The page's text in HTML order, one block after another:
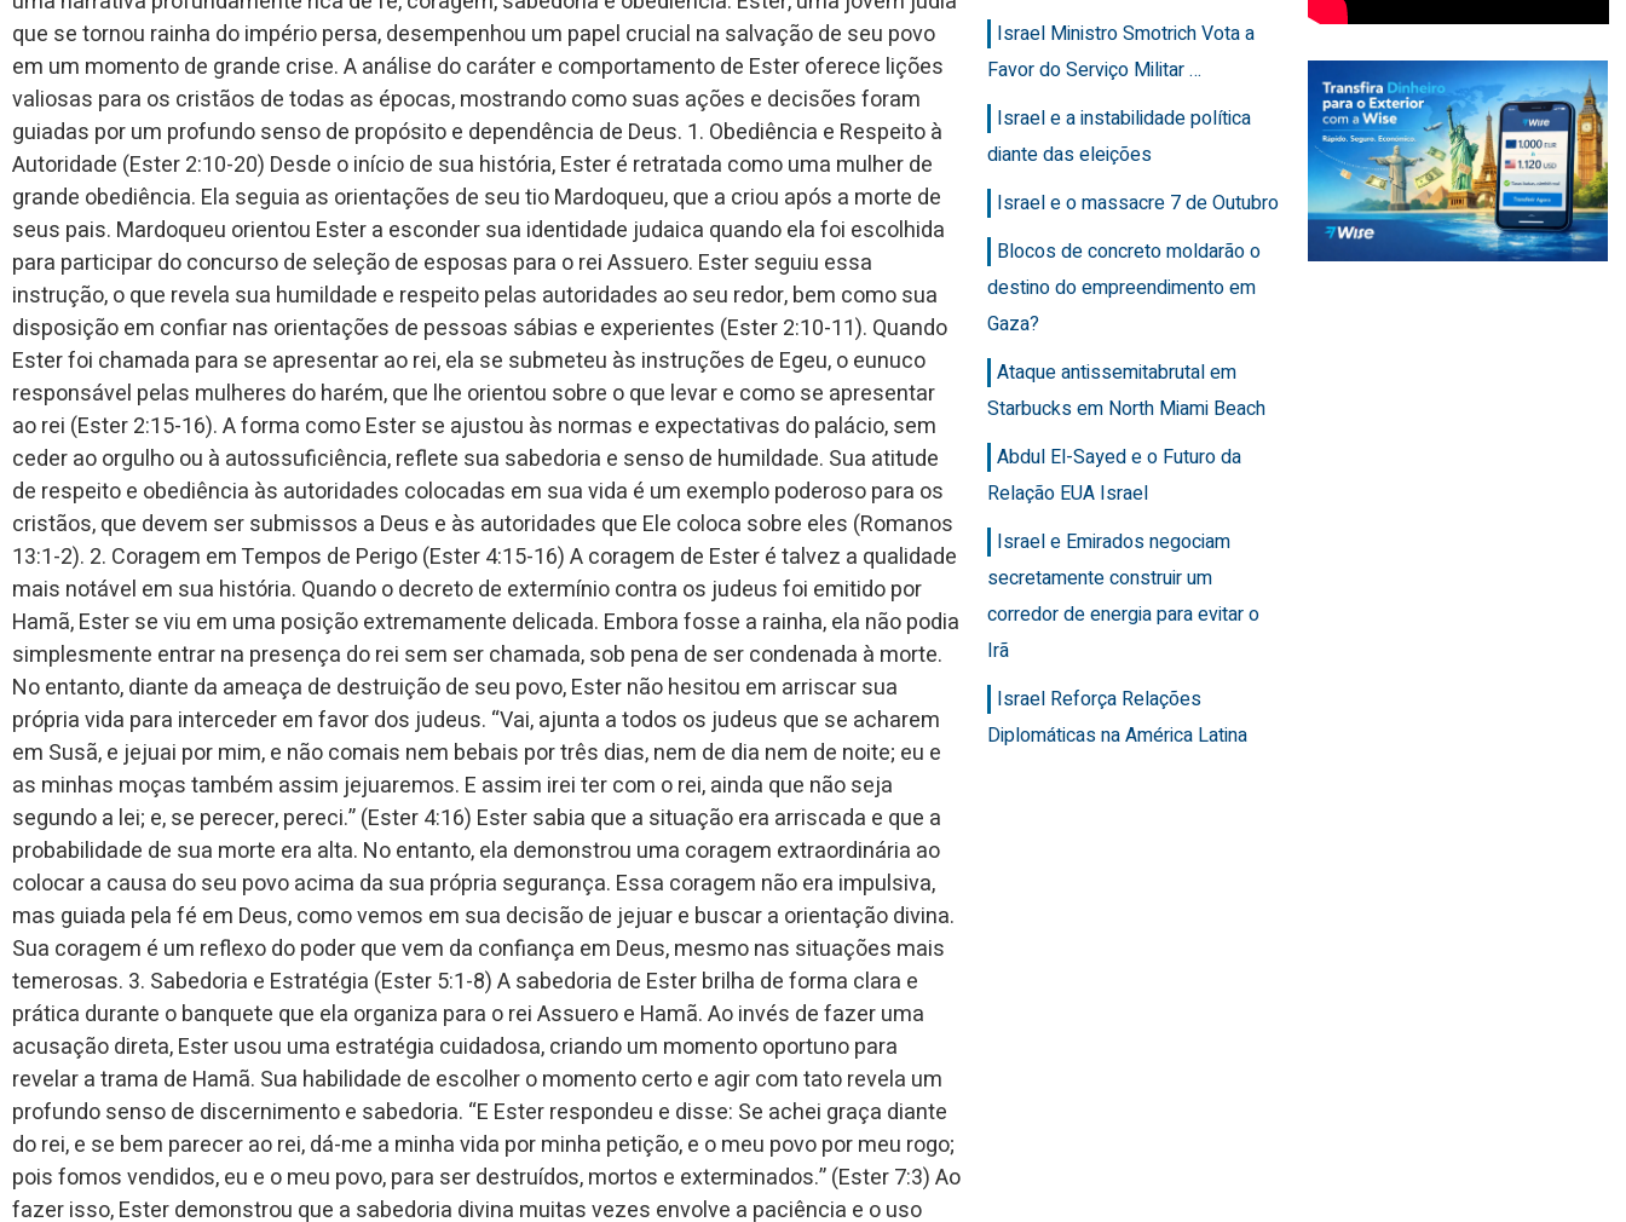
que se tornou rainha do império persa, desempenhou um papel crucial na salvação de seu povo
em um momento de grande crise. A análise do caráter e comportamento de Ester oferece lições
valiosas para os cristãos de todas as épocas, mostrando como suas ações e decisões foram
guiadas por um profundo senso de propósito e dependência de Deus. 1. Obediência e Respeito à
Autoridade (Ester 2:10-20) Desde o início de sua história, Ester é retratada como uma mulher de
grande obediência. Ela seguia as orientações de seu tio Mardoqueu, que a criou após a morte de
seus pais. Mardoqueu orientou Ester a esconder sua identidade judaica quando ela foi escolhida
para participar do concurso de seleção de esposas para o rei Assuero. Ester seguiu essa
instrução, o que revela sua humildade e respeito pelas autoridades ao seu redor, bem como sua
disposição em confiar nas orientações de pessoas sábias e experientes (Ester 2:10-11). Quando
Ester foi chamada para se apresentar ao rei, ela se submeteu às instruções de Egeu, o eunuco
responsável pelas mulheres do harém, que lhe orientou sobre o que levar e como se apresentar
ao rei (Ester 2:15-16). A forma como Ester se ajustou às normas e expectativas do palácio, sem
ceder ao orgulho ou à autossuficiência, reflete sua sabedoria e senso de humildade. Sua atitude
de respeito e obediência às autoridades colocadas em sua vida é um exemplo poderoso para os
cristãos, que devem ser submissos a Deus e às autoridades que Ele coloca sobre eles (Romanos
13:1-2). 2. Coragem em Tempos de Perigo (Ester 4:15-16) A coragem de Ester é talvez a qualidade
mais notável em sua história. Quando o decreto de extermínio contra os judeus foi emitido por
Hamã, Ester se viu em uma posição extremamente delicada. Embora fosse a rainha, ela não podia
simplesmente entrar na presença do rei sem ser chamada, sob pena de ser condenada à morte.
No entanto, diante da ameaça de destruição de seu povo, Ester não hesitou em arriscar sua
própria vida para interceder em favor dos judeus. “Vai, ajunta a todos os judeus que se acharem
em Susã, e jejuai por mim, e não comais nem bebais por três dias, nem de dia nem de noite; eu e
as minhas moças também assim jejuaremos. E assim irei ter com o rei, ainda que não seja
segundo a lei; e, se perecer, pereci.” (Ester 4:16) Ester sabia que a situação era arriscada e que a
probabilidade de sua morte era alta. No entanto, ela demonstrou uma coragem extraordinária ao
colocar a causa do seu povo acima da sua própria segurança. Essa coragem não era impulsiva,
mas guiada pela fé em Deus, como vemos em sua decisão de jejuar e buscar a orientação divina.
Sua coragem é um reflexo do poder que vem da confiança em Deus, mesmo nas situações mais
temerosas. 3. Sabedoria e Estratégia (Ester 5:1-8) A sabedoria de Ester brilha de forma clara e
prática durante o banquete que ela organiza para o rei Assuero e Hamã. Ao invés de fazer uma
acusação direta, Ester usou uma estratégia cuidadosa, criando um momento oportuno para
revelar a trama de Hamã. Sua habilidade de escolher o momento certo e agir com tato revela um
profundo senso de discernimento e sabedoria. “E Ester respondeu e disse: Se achei graça diante
do rei, e se bem parecer ao rei, dá-me a minha vida por minha petição, e o meu povo por meu rogo;
pois fomos vendidos, eu e o meu povo, para ser destruídos, mortos e exterminados.” (Ester 7:3) Ao
fazer isso, Ester demonstrou que a sabedoria divina muitas vezes envolve a paciência e o uso
Israel Ministro Smotrich Vota a
Favor do Serviço Militar …
Israel e a instabilidade política
diante das eleições
Israel e o massacre 7 de Outubro
Blocos de concreto moldarão o
destino do empreendimento em
Gaza?
Ataque antissemitabrutal em
Starbucks em North Miami Beach
Abdul El-Sayed e o Futuro da
Relação EUA Israel
Israel e Emirados negociam
secretamente construir um
corredor de energia para evitar o
Irã
Israel Reforça Relações
Diplomáticas na América Latina